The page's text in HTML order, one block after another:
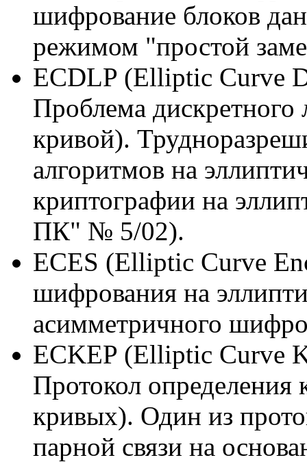
шифрование блоков
режимом "простой
ECDLP (Elliptic Curve
Проблема дискретного
кривой).
алгоритмов на
криптографии на
ПК" № 5/02).
ECES (Elliptic Curve
шифрования на
асимметричного
ECKEP (Elliptic Curve
Протокол определения
кривых). Один из
парной связи на